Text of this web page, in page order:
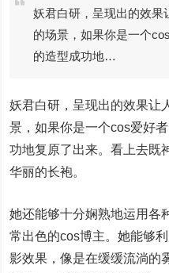
妖君白研，呈现出的效果
的场景，如果你是一个
的造型成功地…
妖君白研，呈现出的效果让
景，如果你是一个cos爱好
功地复原了出来。看上去既
华丽的长袍。
她还能够十分娴熟地运用各
常出色的cos博主。她能够
影效果，像是在缓缓流淌的